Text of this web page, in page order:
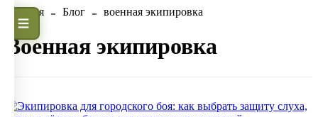
Главная Блог военная экипировка
военная экипировка